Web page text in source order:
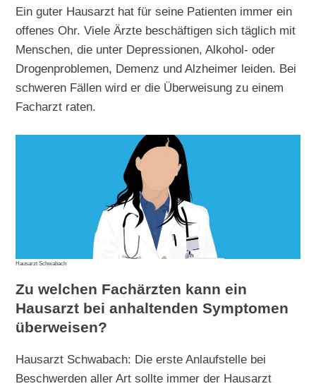
Ein guter Hausarzt hat für seine Patienten immer ein
offenes Ohr. Viele Ärzte beschäftigen sich täglich mit
Menschen, die unter Depressionen, Alkohol- oder
Drogenproblemen, Demenz und Alzheimer leiden. Bei
schweren Fällen wird er die Überweisung zu einem
Facharzt raten.
Hausarzt Schwabach
Zu welchen Fachärzten kann ein
Hausarzt bei anhaltenden Symptomen
überweisen?
Hausarzt Schwabach: Die erste Anlaufstelle bei
Beschwerden aller Art sollte immer der Hausarzt